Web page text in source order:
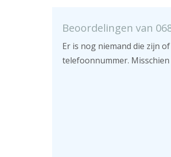
Beoordelingen van
Er is nog niemand die zijn
telefoonnummer. Misschien